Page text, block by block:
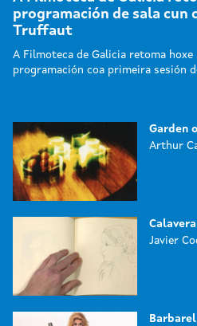
programación de sala cun
Truffaut
A Filmoteca de Galicia retoma hoxe
programación coa primeira sesión
Garden
Arthur
Javier